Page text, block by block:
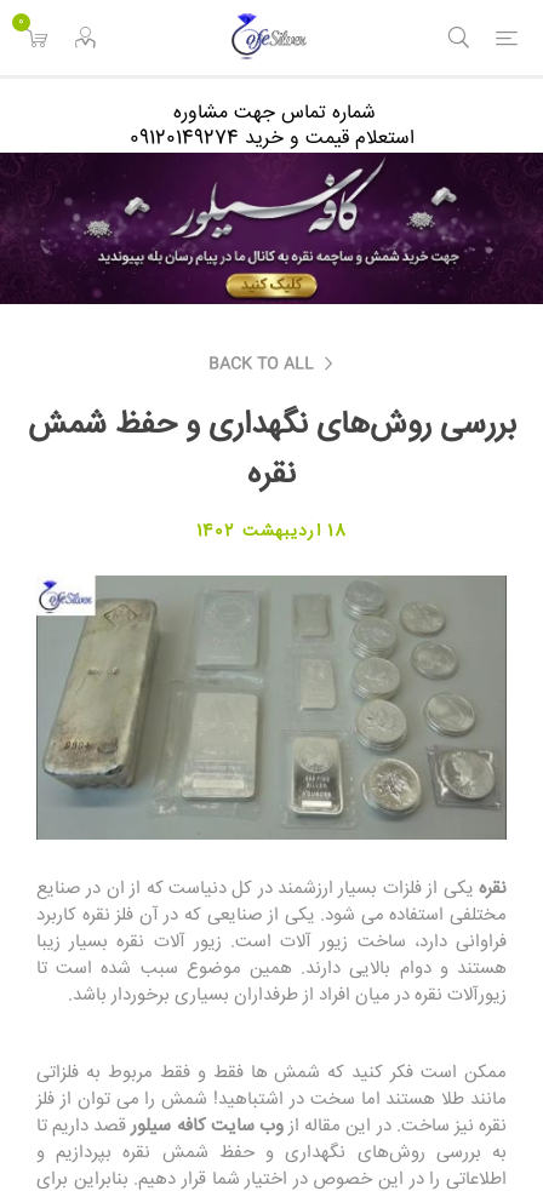
0
شماره تماس جهت مشاوره
استعلام قیمت و خرید 09120149274
BACK TO ALL
بررسی روش‌های نگهداری و حفظ شمش
نقره
18 اردیبهشت 1402
نقره یکی از فلزات بسیار ارزشمند در کل دنیاست که از ان در صنایع
مختلفی استفاده می شود. یکی از صنایعی که در آن فلز نقره کاربرد
فراوانی دارد، ساخت زیور آلات است. زیور آلات نقره بسیار زیبا
هستند و دوام بالایی دارند. همین موضوع سبب شده است تا
زیورآلات نقره در میان افراد از طرفداران بسیاری برخوردار باشد.
ممکن است فکر کنید که شمش ها فقط و فقط مربوط به فلزاتی
مانند طلا هستند اما سخت در اشتباهید! شمش را می توان از فلز
نقره نیز ساخت. در این مقاله ازوب سایت کافه سیلورقصد داریم تا
به بررسی روش‌های نگهداری و حفظ شمش نقره بپردازیم و
اطلاعاتی را در این خصوص در اختیار شما قرار دهیم. بنابراین برای